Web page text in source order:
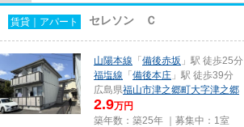
賃貸｜アパート セレソン Ｃ
山陽本線 「 備後赤坂 」駅 徒歩25分
福塩線 「 備後本庄 」駅 徒歩39分
広島県福山市津之郷町大字津之郷
2.9万円
築年数：築25年 ｜募集中： 1室